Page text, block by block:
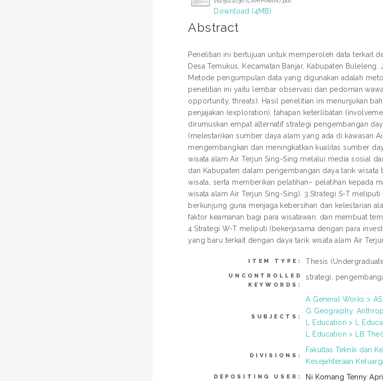
Download (4MB)
Abstract
Penelitian ini bertujuan untuk memperoleh data terkait
Desa Temukus, Kecamatan Banjar, Kabupaten
Metode pengumpulan data yang digunakan adalah
penelitian ini yaitu lembar observasi dan pedoman
opportunity, threats). Hasil penelitian ini menunjukan
penjajakan (exploration), tahapan keterlibatan
dirumuskan empat alternatif strategi pengembangan
(melestarikan sumber daya alam yang ada di kawasan
mengembangkan dan meningkatkan kualitas sumber
wisata alam Air Terjun Sing-Sing melalui media sosial
dan Kabupaten dalam pengembangan daya tarik
wisata, serta memberikan pelatihan– pelatihan kepada
wisata alam Air Terjun Sing-Sing). 3.Strategi S-T
berkunjung guna menjaga kebersihan dan kelestarian
faktor keamanan bagi para wisatawan, dan membuat
4.Strategi W-T meliputi (bekerjasama dengan para
yang baru terkait dengan daya tarik wisata alam Air
ITEM TYPE: Thesis
UNCONTROLLED
KEYWORDS:
strategi,
SUBJECTS:
A General Works >
G Geography.
L Education > L
L Education > LB
DIVISIONS:
Fakultas Teknik dan
Kesejahteraan
DEPOSITING USER: Ni Komang Tenny